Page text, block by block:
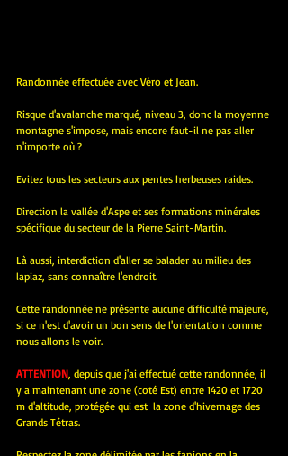
Randonnée effectuée avec Véro et Jean.
Risque d'avalanche marqué, niveau 3, donc la moyenne
montagne s'impose, mais encore faut-il ne pas aller
n'importe où ?
Evitez tous les secteurs aux pentes herbeuses raides.
Direction la vallée d'Aspe et ses formations minérales
spécifique du secteur de la Pierre Saint-Martin.
Là aussi, interdiction d'aller se balader au milieu des
lapiaz, sans connaître l'endroit.
Cette randonnée ne présente aucune difficulté majeure,
si ce n'est d'avoir un bon sens de l'orientation comme
nous allons le voir.
ATTENTION , depuis que j'ai effectué cette randonnée, il
y a maintenant une zone (coté Est) entre 1420 et 1720
m d'altitude, protégée qui est  la zone d'hivernage des
Grands Tétras.